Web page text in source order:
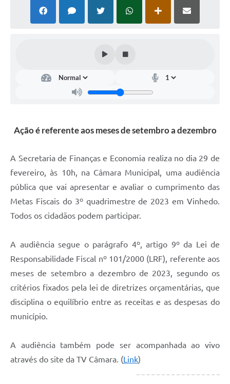
Sistema de Protocolo
Contratos
Vinhedo
Carta de Serviços
Galeria de Vídeos
Contas Públicas
Legislação
Links Úteis
Ação é referente aos meses de setembro a dezembro
A Secretaria de Finanças e Economia realiza no dia 29 de
fevereiro, às 10h, na Câmara Municipal, uma audiência
pública que vai apresentar e avaliar o cumprimento das
Metas Fiscais do 3º quadrimestre de 2023 em Vinhedo.
Todos os cidadãos podem participar.
A audiência segue o parágrafo 4º, artigo 9º da Lei de
Responsabilidade Fiscal nº 101/2000 (LRF), referente aos
meses de setembro a dezembro de 2023, segundo os
critérios fixados pela lei de diretrizes orçamentárias, que
disciplina o equilíbrio entre as receitas e as despesas do
município.
A audiência também pode ser acompanhada ao vivo
através do site da TV Câmara. (Link)